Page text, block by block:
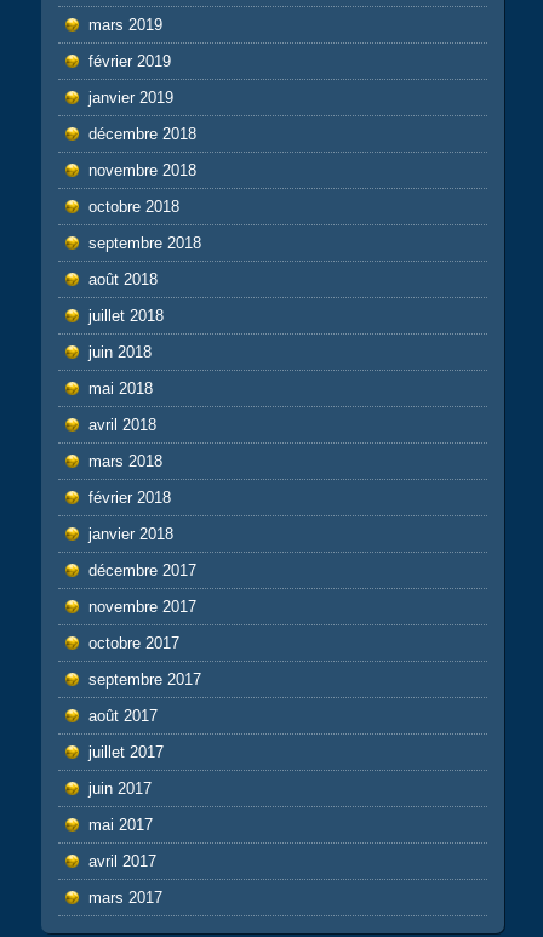
mars 2019
février 2019
janvier 2019
décembre 2018
novembre 2018
octobre 2018
septembre 2018
août 2018
juillet 2018
juin 2018
mai 2018
avril 2018
mars 2018
février 2018
janvier 2018
décembre 2017
novembre 2017
octobre 2017
septembre 2017
août 2017
juillet 2017
juin 2017
mai 2017
avril 2017
mars 2017